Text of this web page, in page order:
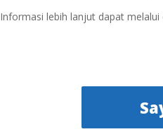
Informasi lebih lanjut dapat melalui